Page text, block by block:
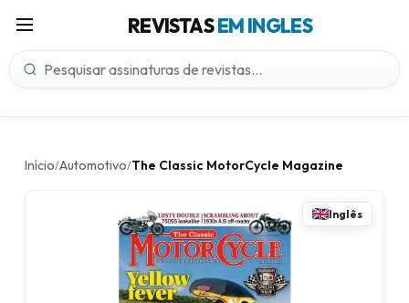
REVISTASEM INGLES
Início/Automotivo/The Classic MotorCycle Magazine
Inglês